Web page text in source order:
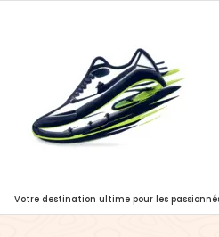
Votre destination ultime pour les